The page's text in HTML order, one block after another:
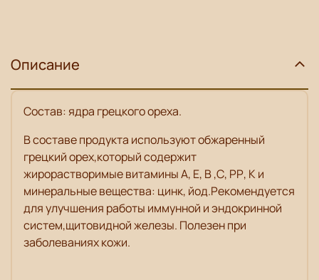
Описание
Состав: ядра грецкого ореха.
В составе продукта используют обжаренный
грецкий орех,который содержит
жирорастворимые витамины А, Е, В ,С, РР, К и
минеральные вещества: цинк, йод.Рекомендуется
для улучшения работы иммунной и эндокринной
систем,щитовидной железы. Полезен при
заболеваниях кожи.